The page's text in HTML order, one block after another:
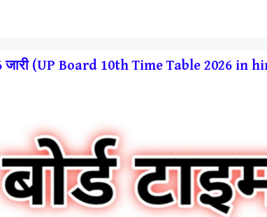
जारी (UP Board 10th Time Table 2026 in